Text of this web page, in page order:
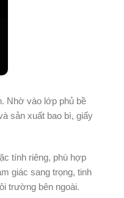
Nhờ vào lớp phủ bề
sản xuất bao bì, giấy
tính riêng, phù hợp
giác sang trọng, tinh
trường bên ngoài.